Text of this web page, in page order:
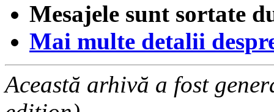
Mesajele sunt sortate
Mai multe detalii
Această arhivă a fost